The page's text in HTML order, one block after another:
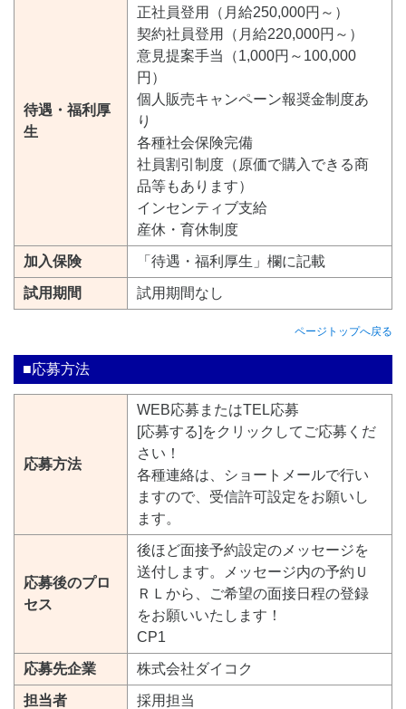
待遇・福利厚
生
正社員登用（月給250,000円～）
契約社員登用（月給220,000円～）
意見提案手当（1,000円～100,000
円）
個人販売キャンペーン報奨金制度あ
り
各種社会保険完備
社員割引制度（原価で購入できる商
品等もあります）
インセンティブ支給
産休・育休制度
加入保険 「待遇・福利厚生」欄に記載
試用期間 試用期間なし
ページトップへ戻る
■応募方法
応募方法
WEB応募またはTEL応募
[応募する]をクリックしてご応募くだ
さい！
各種連絡は、ショートメールで行い
ますので、受信許可設定をお願いし
ます。
応募後のプロ
セス
後ほど面接予約設定のメッセージを
送付します。メッセージ内の予約Ｕ
ＲＬから、ご希望の面接日程の登録
をお願いいたします！
CP1
応募先企業 株式会社ダイコク
担当者 採用担当